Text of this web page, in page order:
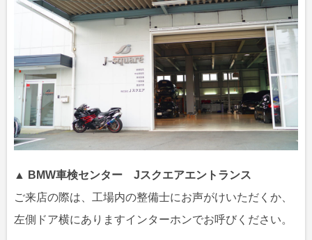
▲ BMW車検センター Jスクエアエントランス
ご来店の際は、工場内の整備士にお声がけいただくか、
左側ドア横にありますインターホンでお呼びください。